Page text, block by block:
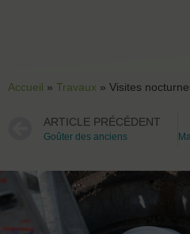
Accueil » Travaux » Visites
ARTICLE PRÉCÉDENT
Goûter des anciens